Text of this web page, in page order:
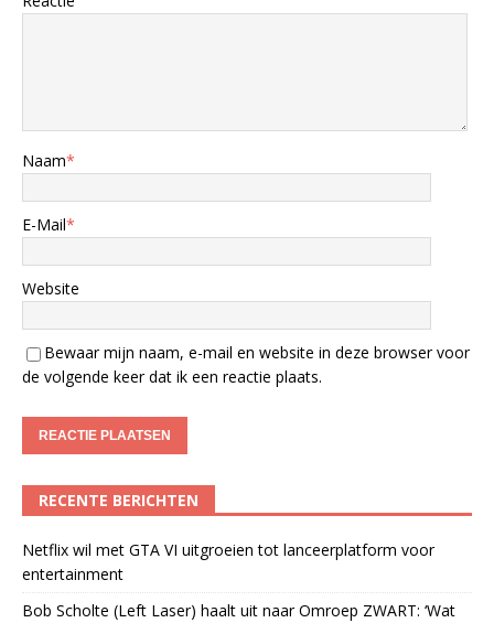
Naam*
E-Mail*
Website
Bewaar mijn naam, e-mail en website in deze browser voor
de volgende keer dat ik een reactie plaats.
RECENTE BERICHTEN
Netflix wil met GTA VI uitgroeien tot lanceerplatform voor
entertainment
Bob Scholte (Left Laser) haalt uit naar Omroep ZWART: ‘Wat